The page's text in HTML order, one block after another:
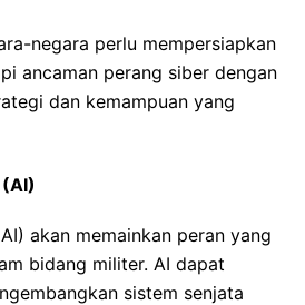
negara perlu mempersiapkan
ancaman perang siber dengan
dan kemampuan yang
akan memainkan peran yang
bidang militer. AI dapat
sistem senjata